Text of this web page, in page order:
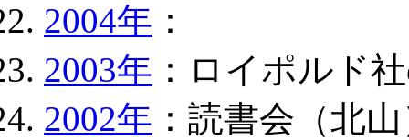
2004年 ：
2003年 ：ロイポルド
2002年 ：読書会（北